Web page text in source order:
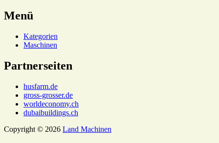
Menü
Kategorien
Maschinen
Partnerseiten
husfarm.de
gross-grosser.de
worldeconomy.ch
dubaibuildings.ch
Copyright © 2026 Land Machinen